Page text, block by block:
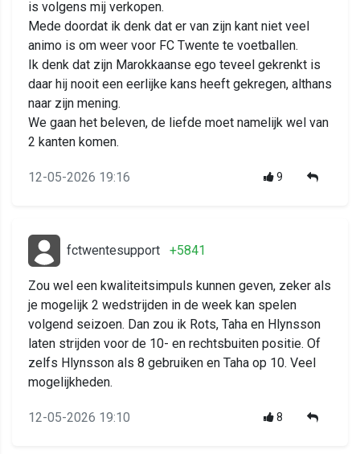
is volgens mij verkopen.
Mede doordat ik denk dat er van zijn kant niet veel
animo is om weer voor FC Twente te voetballen.
Ik denk dat zijn Marokkaanse ego teveel gekrenkt is
daar hij nooit een eerlijke kans heeft gekregen, althans
naar zijn mening.
We gaan het beleven, de liefde moet namelijk wel van
2 kanten komen.
12-05-2026 19:16 9
fctwentesupport +5841
Zou wel een kwaliteitsimpuls kunnen geven, zeker als
je mogelijk 2 wedstrijden in de week kan spelen
volgend seizoen. Dan zou ik Rots, Taha en Hlynsson
laten strijden voor de 10- en rechtsbuiten positie. Of
zelfs Hlynsson als 8 gebruiken en Taha op 10. Veel
mogelijkheden.
12-05-2026 19:10 8